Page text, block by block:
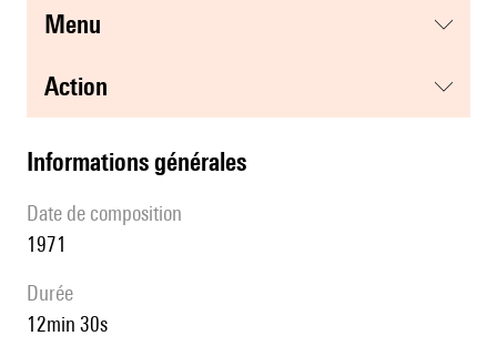
menu
action
informations générales
date de composition
1971
durée
12min 30s